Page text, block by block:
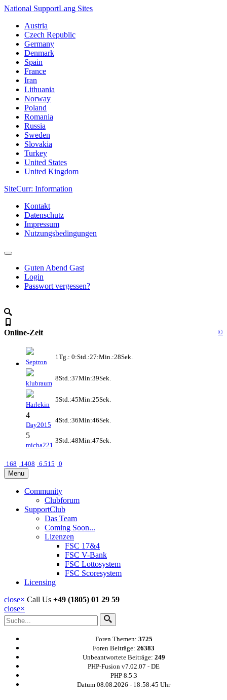
National SupportLang Sites
Austria
Czech Republic
Germany
Denmark
Spain
France
Iran
Lithuania
Norway
Poland
Romania
Russia
Sweden
Slovakia
Turkey
United States
United Kingdom
SiteCurr: Information
Kontakt
Datenschutz
Impressum
Nutzungsbedingungen
Guten Abend Gast
Login
Passwort vergessen?
Online-Zeit ©
Septron
1Tg.: 0:Std.:27:Min.:28Sek.
klubraum
8Std.:37Min:39Sek.
Harlekin
5Std.:45Min:25Sek.
4
Day2015
4Std.:36Min:46Sek.
5
micha221
3Std.:48Min:47Sek.
168 1408 6.515 0
Menu
Community
Clubforum
SupportClub
Das Team
Coming Soon...
Lizenzen
FSC 17&4
FSC V-Bank
FSC Lottosystem
FSC Scoresystem
Licensing
close× Call Us +49 (1805) 01 29 59
close×
Foren Themen: 3725
Foren Beiträge: 26383
Unbeantwortete Beiträge: 249
PHP-Fusion v7.02.07 - DE
PHP 8.5.3
Datum 08.08.2026 - 18:58:46 Uhr